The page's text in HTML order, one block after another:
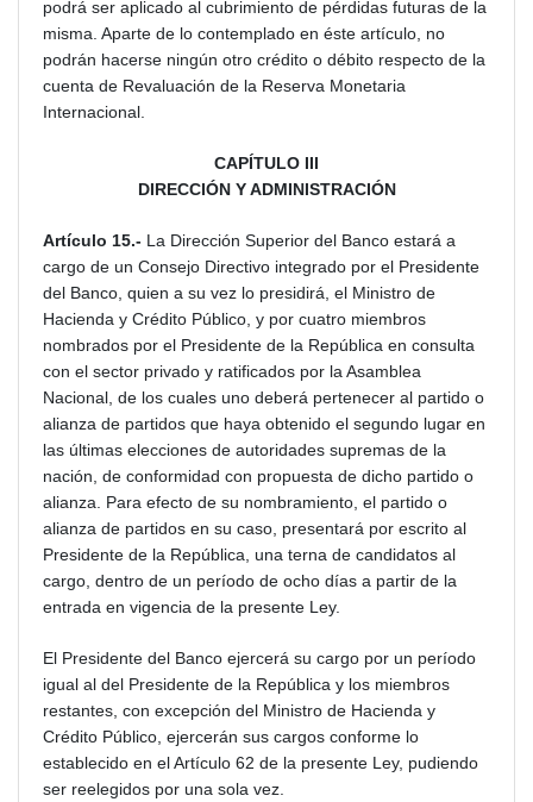
podrá ser aplicado al cubrimiento de pérdidas futuras de la
misma. Aparte de lo contemplado en éste artículo, no
podrán hacerse ningún otro crédito o débito respecto de la
cuenta de Revaluación de la Reserva Monetaria
Internacional.
CAPÍTULO III
DIRECCIÓN Y ADMINISTRACIÓN
Artículo 15.- La Dirección Superior del Banco estará a
cargo de un Consejo Directivo integrado por el Presidente
del Banco, quien a su vez lo presidirá, el Ministro de
Hacienda y Crédito Público, y por cuatro miembros
nombrados por el Presidente de la República en consulta
con el sector privado y ratificados por la Asamblea
Nacional, de los cuales uno deberá pertenecer al partido o
alianza de partidos que haya obtenido el segundo lugar en
las últimas elecciones de autoridades supremas de la
nación, de conformidad con propuesta de dicho partido o
alianza. Para efecto de su nombramiento, el partido o
alianza de partidos en su caso, presentará por escrito al
Presidente de la República, una terna de candidatos al
cargo, dentro de un período de ocho días a partir de la
entrada en vigencia de la presente Ley.
El Presidente del Banco ejercerá su cargo por un período
igual al del Presidente de la República y los miembros
restantes, con excepción del Ministro de Hacienda y
Crédito Público, ejercerán sus cargos conforme lo
establecido en el Artículo 62 de la presente Ley, pudiendo
ser reelegidos por una sola vez.